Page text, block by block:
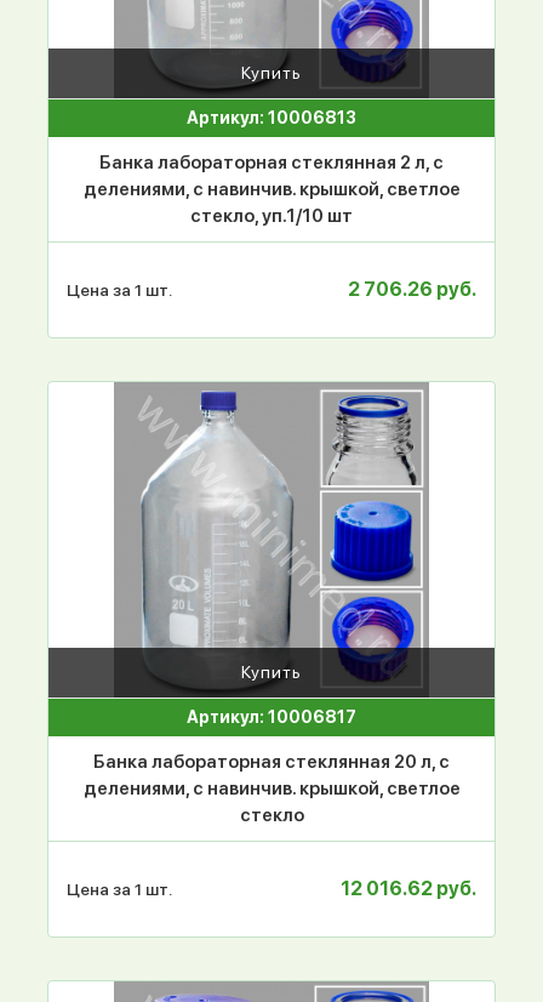
Купить
Артикул: 10006813
Банка лабораторная стеклянная 2 л, с
делениями, с навинчив. крышкой, светлое
стекло, уп.1/10 шт
Цена за 1 шт. 2 706.26 руб.
Купить
Артикул: 10006817
Банка лабораторная стеклянная 20 л, с
делениями, с навинчив. крышкой, светлое
стекло
Цена за 1 шт. 12 016.62 руб.